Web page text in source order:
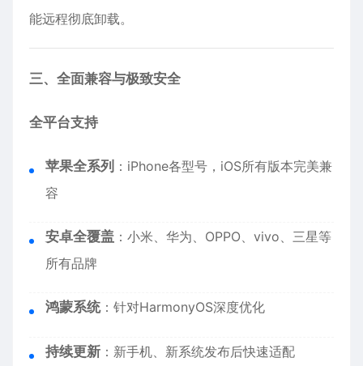
能远程彻底卸载。
三、全面兼容与极致安全
全平台支持
苹果全系列 ： iPhone各型号，iOS所有版本完美兼
容
安卓全覆盖 ：小米、华为、OPPO、vivo、三星等
所有品牌
鸿蒙系统：针对HarmonyOS深度优化
持续更新 ：新手机、新系统发布后快速适配